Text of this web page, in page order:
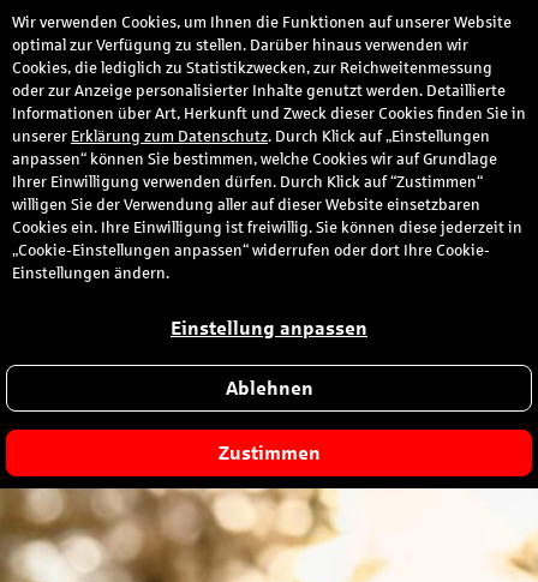
Herzlich willkommen bei
dem Kundenportal Ihrer
Sparkasse
Bitte wählen Sie Ihre Sparkasse aus:
Wir verwenden Cookies, um Ihnen die Funktionen auf unserer Website
optimal zur Verfügung zu stellen. Darüber hinaus verwenden wir
Cookies, die lediglich zu Statistikzwecken, zur Reichweitenmessung
oder zur Anzeige personalisierter Inhalte genutzt werden. Detaillierte
Informationen über Art, Herkunft und Zweck dieser Cookies finden Sie in
unserer Erklärung zum Datenschutz. Durch Klick auf „Einstellungen
anpassen“ können Sie bestimmen, welche Cookies wir auf Grundlage
Ihrer Einwilligung verwenden dürfen. Durch Klick auf “Zustimmen“
willigen Sie der Verwendung aller auf dieser Website einsetzbaren
Cookies ein. Ihre Einwilligung ist freiwillig. Sie können diese jederzeit in
„Cookie-Einstellungen anpassen“ widerrufen oder dort Ihre Cookie-
Einstellungen ändern.
Einstellung anpassen
Ablehnen
Zustimmen